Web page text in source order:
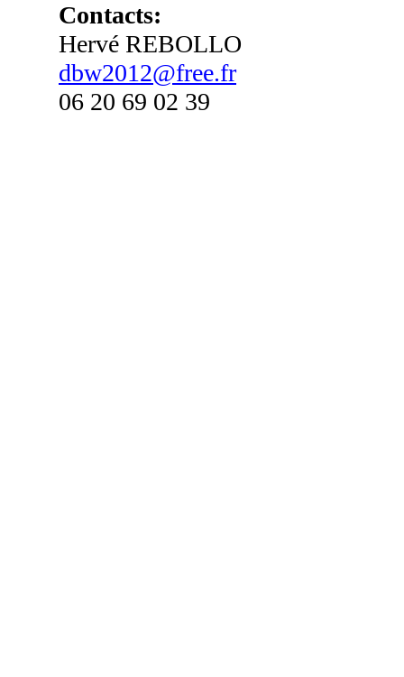
Contacts:
Hervé REBOLLO
dbw2012@free.fr
06 20 69 02 39